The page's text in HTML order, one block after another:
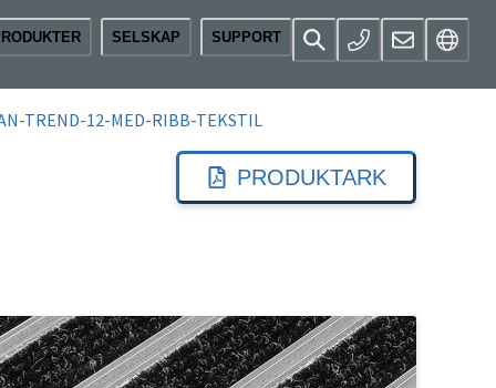
SELSKAP SUPPORT
TREND-12-MED-RIBB-TEKSTIL
PRODUKTARK